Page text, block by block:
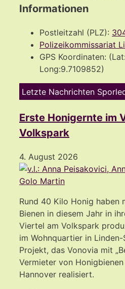
Informationen
Postleitzahl (PLZ):
Polizeikommissariat
GPS Koordinaten:
Long:9.7109852)
Letzte Nachrichten
Erste Honigernte im
Volkspark
4. August 2026
Rund 40 Kilo Honig haben
Bienen in diesem Jahr in
Viertel am Volkspark
im Wohnquartier in
Projekt, das Vonovia mit
Vermieter von
Hannover realisiert.